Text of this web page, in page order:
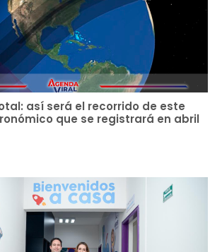
así será el recorrido de este
que se registrará en abril